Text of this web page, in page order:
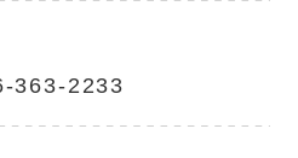
363-2233